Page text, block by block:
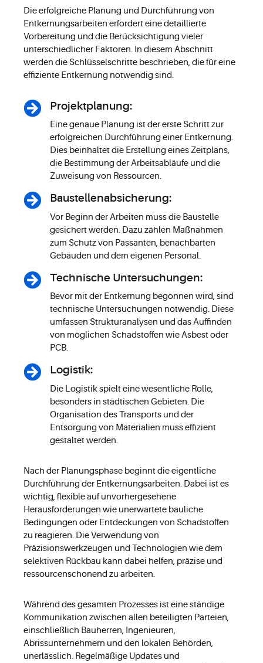
Die erfolgreiche Planung und Durchführung von
Entkernungsarbeiten erfordert eine detaillierte
Vorbereitung und die Berücksichtigung vieler
unterschiedlicher Faktoren. In diesem Abschnitt
werden die Schlüsselschritte beschrieben, die für eine
effiziente Entkernung notwendig sind.
Projektplanung:
Eine genaue Planung ist der erste Schritt zur
erfolgreichen Durchführung einer Entkernung.
Dies beinhaltet die Erstellung eines Zeitplans,
die Bestimmung der Arbeitsabläufe und die
Zuweisung von Ressourcen.
Baustellenabsicherung:
Vor Beginn der Arbeiten muss die Baustelle
gesichert werden. Dazu zählen Maßnahmen
zum Schutz von Passanten, benachbarten
Gebäuden und dem eigenen Personal.
Technische Untersuchungen:
Bevor mit der Entkernung begonnen wird, sind
technische Untersuchungen notwendig. Diese
umfassen Strukturanalysen und das Auffinden
von möglichen Schadstoffen wie Asbest oder
PCB.
Logistik:
Die Logistik spielt eine wesentliche Rolle,
besonders in städtischen Gebieten. Die
Organisation des Transports und der
Entsorgung von Materialien muss effizient
gestaltet werden.
Nach der Planungsphase beginnt die eigentliche
Durchführung der Entkernungsarbeiten. Dabei ist es
wichtig, flexible auf unvorhergesehene
Herausforderungen wie unerwartete bauliche
Bedingungen oder Entdeckungen von Schadstoffen
zu reagieren. Die Verwendung von
Präzisionswerkzeugen und Technologien wie dem
selektiven Rückbau kann dabei helfen, präzise und
ressourcenschonend zu arbeiten.
Während des gesamten Prozesses ist eine ständige
Kommunikation zwischen allen beteiligten Parteien,
einschließlich Bauherren, Ingenieuren,
Abrissunternehmern und den lokalen Behörden,
unerlässlich. Regelmäßige Updates und